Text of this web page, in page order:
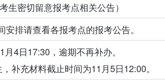
生密切留意报考点相关公告）
排请查看各报考点的报考公告。
4日17:30，逾期不再补办。
补充材料截止时间为11月5日12:00。